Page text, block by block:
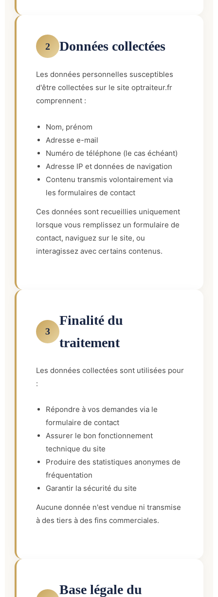
2 Données collectées
Les données personnelles susceptibles
d'être collectées sur le site optraiteur.fr
comprennent :
Nom, prénom
Adresse e-mail
Numéro de téléphone (le cas échéant)
Adresse IP et données de navigation
Contenu transmis volontairement via
les formulaires de contact
Ces données sont recueillies uniquement
lorsque vous remplissez un formulaire de
contact, naviguez sur le site, ou
interagissez avec certains contenus.
3
Finalité du
traitement
Les données collectées sont utilisées pour
:
Répondre à vos demandes via le
formulaire de contact
Assurer le bon fonctionnement
technique du site
Produire des statistiques anonymes de
fréquentation
Garantir la sécurité du site
Aucune donnée n'est vendue ni transmise
à des tiers à des fins commerciales.
Base légale du